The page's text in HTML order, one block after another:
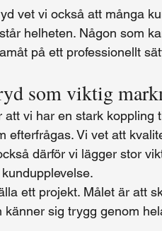
vet vi också att många
helheten. Någon som
på ett professionellt
som viktig
vi har en stark koppling
efterfrågas. Vi vet att
därför vi lägger stor
ett projekt. Målet är att
sig trygg genom